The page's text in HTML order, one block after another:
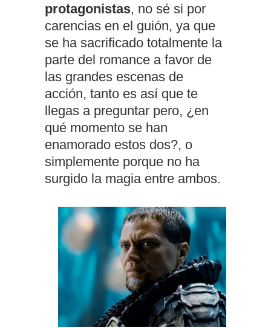
protagonistas, no sé si por
carencias en el guión, ya que
se ha sacrificado totalmente la
parte del romance a favor de
las grandes escenas de
acción, tanto es así que te
llegas a preguntar pero, ¿en
qué momento se han
enamorado estos dos?, o
simplemente porque no ha
surgido la magia entre ambos.